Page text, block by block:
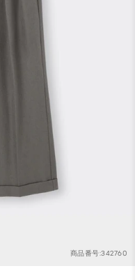
商品番号:342760